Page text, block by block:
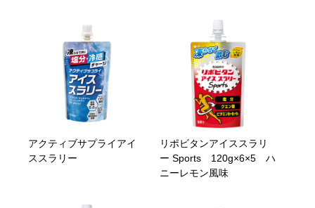
アクティブサプライアイ
ススラリー
リポビタンアイススラリ
ー Sports 120g×6×5 ハ
ニーレモン風味